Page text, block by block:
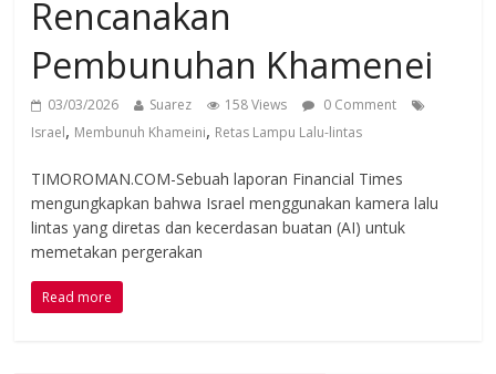
Rencanakan
Pembunuhan Khamenei
03/03/2026 Suarez 158 Views
0 Comment
Israel, Membunuh Khameini, Retas Lampu Lalu-lintas
TIMOROMAN.COM-Sebuah laporan Financial Times
mengungkapkan bahwa Israel menggunakan kamera lalu
lintas yang diretas dan kecerdasan buatan (AI) untuk
memetakan pergerakan
Read more